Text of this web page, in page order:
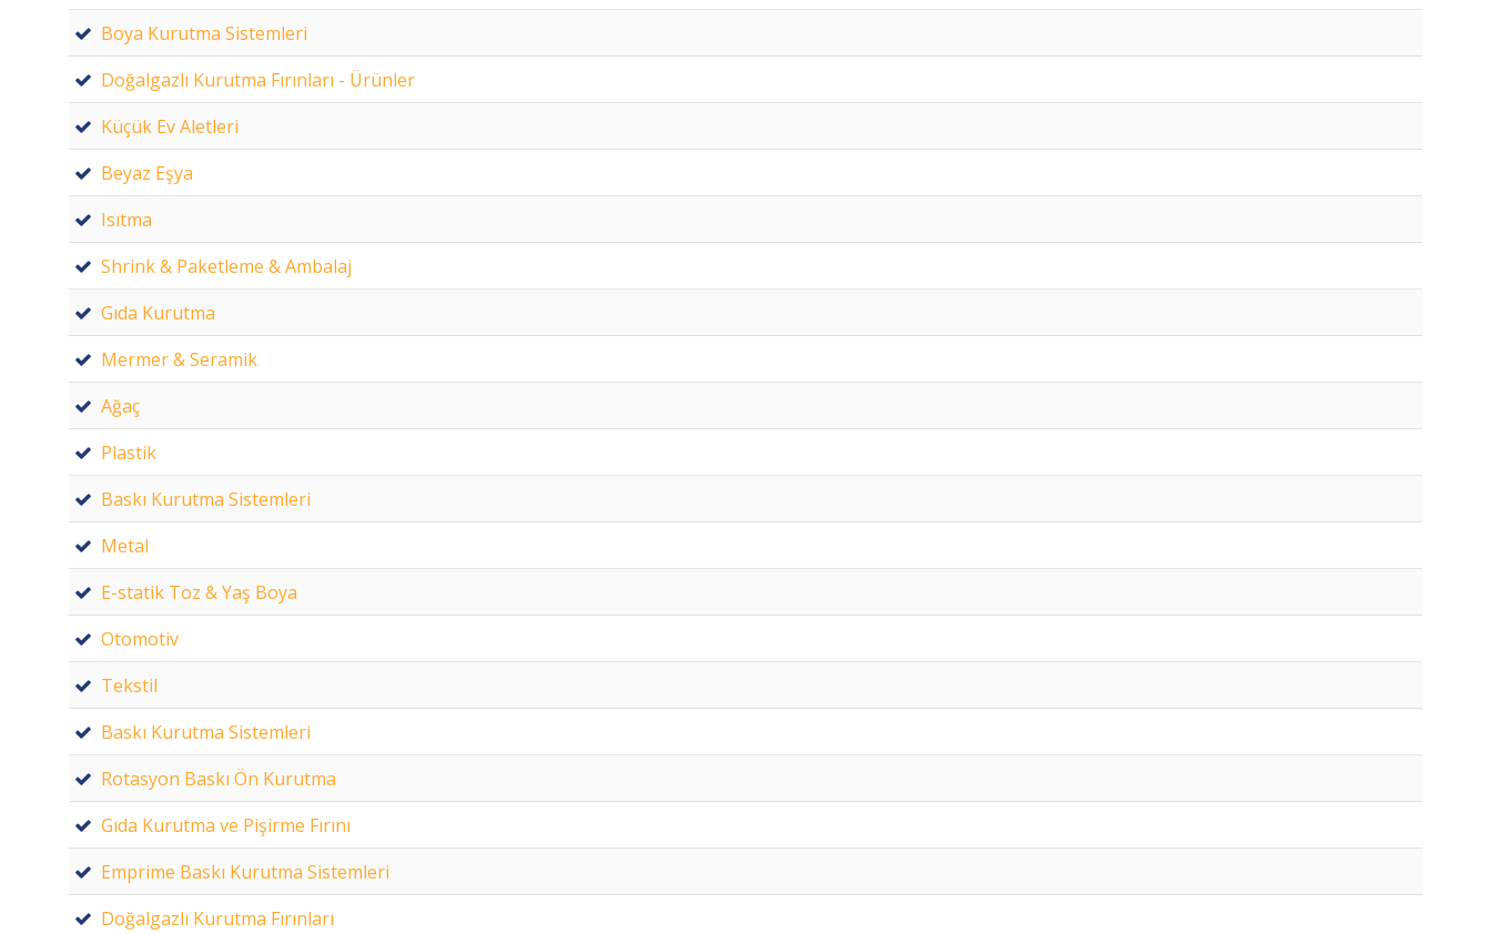
Boya Kurutma Sistemleri
Doğalgazlı Kurutma Fırınları - Ürünler
Küçük Ev Aletleri
Beyaz Eşya
Isıtma
Shrink & Paketleme & Ambalaj
Gıda Kurutma
Mermer & Seramik
Ağaç
Plastik
Baskı Kurutma Sistemleri
Metal
E-statik Toz & Yaş Boya
Otomotiv
Tekstil
Baskı Kurutma Sistemleri
Rotasyon Baskı Ön Kurutma
Gıda Kurutma ve Pişirme Fırını
Emprime Baskı Kurutma Sistemleri
Doğalgazlı Kurutma Fırınları